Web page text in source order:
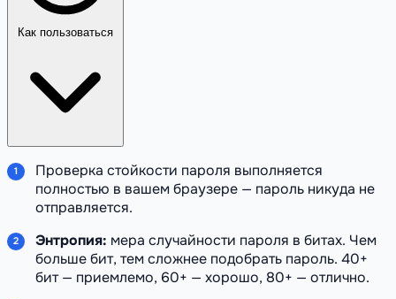
Как пользоваться
Проверка стойкости пароля выполняется
полностью в вашем браузере — пароль никуда не
отправляется.
Энтропия: мера случайности пароля в битах. Чем
больше бит, тем сложнее подобрать пароль. 40+
бит — приемлемо, 60+ — хорошо, 80+ — отлично.